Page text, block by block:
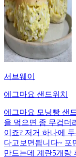
서브웨이
에그마요 샌드위치
에그마요 모닝빵 샌
을 먹으면 좀 무겁더
이죠? 저거 하나에
다고보면됩니다~ 포
만드는데 계란5개랑